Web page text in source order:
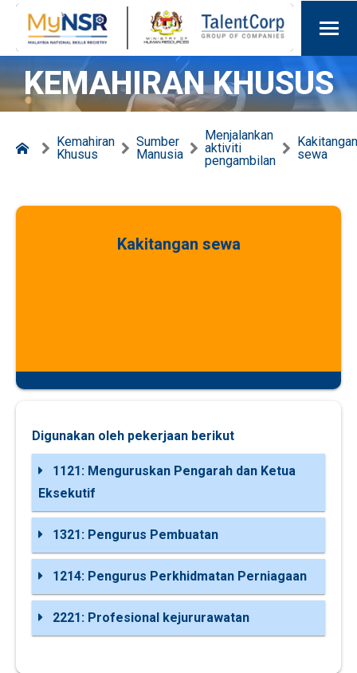
KEMAHIRAN KHUSUS
Kemahiran
Khusus
Sumber
Manusia
Menjalankan
aktiviti
pengambilan
Kakitangan
sewa
Kakitangan sewa
Digunakan oleh pekerjaan berikut
1121: Menguruskan Pengarah dan Ketua
Eksekutif
1321: Pengurus Pembuatan
1214: Pengurus Perkhidmatan Perniagaan
2221: Profesional kejururawatan